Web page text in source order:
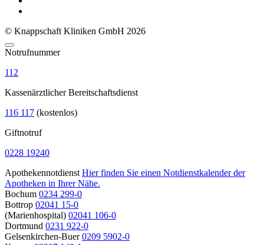
© Knappschaft Kliniken GmbH 2026
Notrufnummer
112
Kassenärztlicher Bereitschaftsdienst
116 117 (kostenlos)
Giftnotruf
0228 19240
Apothekennotdienst Hier finden Sie einen Notdienstkalender der
Apotheken in Ihrer Nähe.
Bochum 0234 299-0
Bottrop 02041 15-0
(Marienhospital) 02041 106-0
Dortmund 0231 922-0
Gelsenkirchen-Buer 0209 5902-0